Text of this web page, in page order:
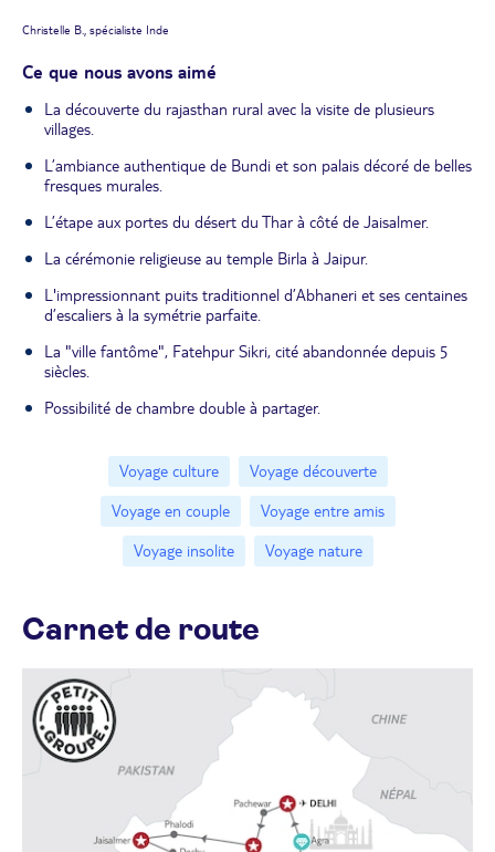
Christelle B., spécialiste Inde
Ce que nous avons aimé
La découverte du rajasthan rural avec la visite de plusieurs
villages.
L’ambiance authentique de Bundi et son palais décoré de belles
fresques murales.
L’étape aux portes du désert du Thar à côté de Jaisalmer.
La cérémonie religieuse au temple Birla à Jaipur.
L'impressionnant puits traditionnel d’Abhaneri et ses centaines
d’escaliers à la symétrie parfaite.
La "ville fantôme", Fatehpur Sikri, cité abandonnée depuis 5
siècles.
Possibilité de chambre double à partager.
Voyage culture
Voyage découverte
Voyage en couple
Voyage entre amis
Voyage insolite
Voyage nature
Carnet de route